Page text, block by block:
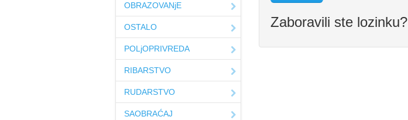
OBRAZOVANjE
OSTALO
POLjOPRIVREDA
RIBARSTVO
RUDARSTVO
SAOBRAĆAJ
Zaboravili ste lozinku?